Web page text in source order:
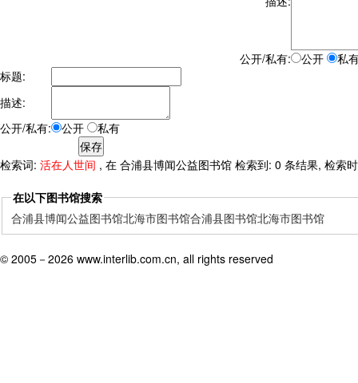
公开/私有: 公开
私
标题:
描述:
公开/私有:
公开 私有
检索词: 活在人世间 , 在 合浦县博闻公益图书馆 检索到: 0 条结果, 检索
在以下图书馆搜索
合浦县博闻公益图书馆北海市图书馆合浦县图书馆北海市图书馆
© 2005－ 2026 www.interlib.com.cn, all rights reserved